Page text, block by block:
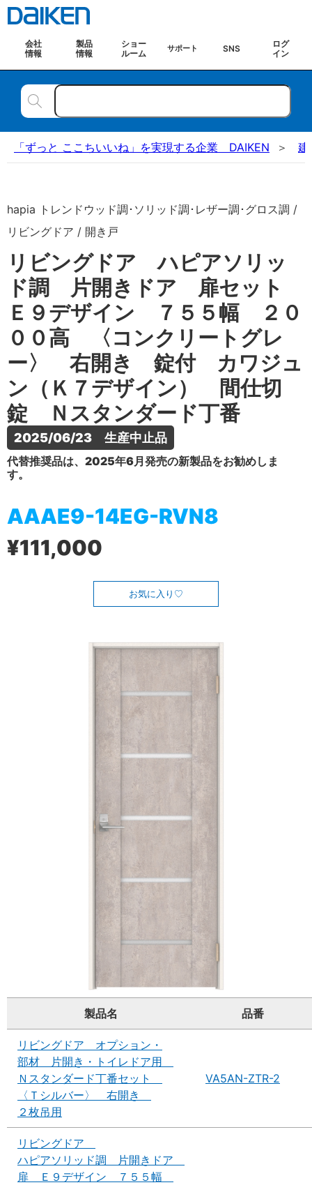
会社
情報
製品
情報
ショー
ルーム
サポート SNS
ログ
イン
「ずっと ここちいいね」を実現する企業 DAIKEN 建
hapia トレンドウッド調･ソリッド調･レザー調･グロス調 /
リビングドア / 開き戸
リビングドア ハピアソリッ
ド調 片開きドア 扉セット
Ｅ９デザイン ７５５幅 ２０
００高 〈コンクリートグレ
ー〉 右開き 錠付 カワジュ
ン（Ｋ７デザイン） 間仕切
錠 Ｎスタンダード丁番
2025/06/23　生産中止品
代替推奨品は、2025年6月発売の新製品をお勧めしま
す。
AAAE9-14EG-RVN8
¥111,000
お気に入り
製品名 品番
リビングドア オプション・
部材 片開き・トイレドア用
Ｎスタンダード丁番セット
〈Ｔシルバー〉 右開き
２枚吊用
VA5AN-ZTR-2
リビングドア
ハピアソリッド調 片開きドア
扉 Ｅ９デザイン ７５５幅